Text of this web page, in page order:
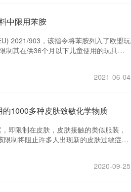
中限用苯胺
2021/903，该指令将苯胺列入了欧盟玩
制其在供36个月以下儿童使用的玩具和
值 10 mg/kg 游离苯胺，在指画颜料中
2021-06-04
1000多种皮肤致敏化学物质
即限制在皮肤，皮肤接触的类似服装，
制将阻止许多人出现新的皮肤过敏症，
2020-09-25